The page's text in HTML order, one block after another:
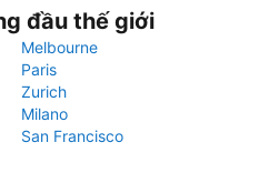
đầu thế giới
Melbourne
Paris
Zurich
Milano
San Francisco